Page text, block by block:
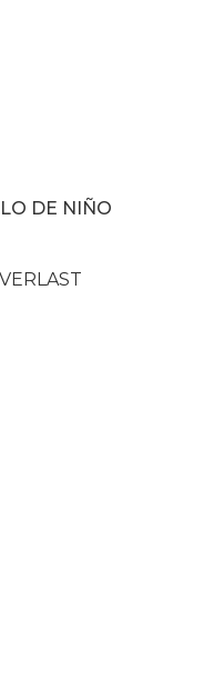
DE NIÑO